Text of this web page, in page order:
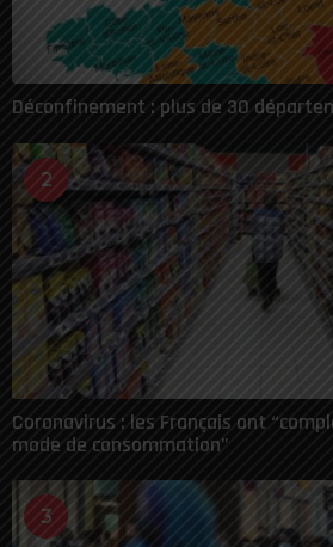
Déconfinement : plus de 30
2
Coronavirus : les Français ont
mode de consommation”
3